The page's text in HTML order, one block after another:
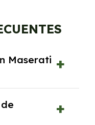
Maserati
en el que
por el uso del